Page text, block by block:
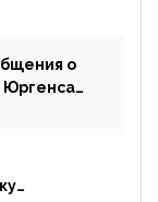
о
Юргенса